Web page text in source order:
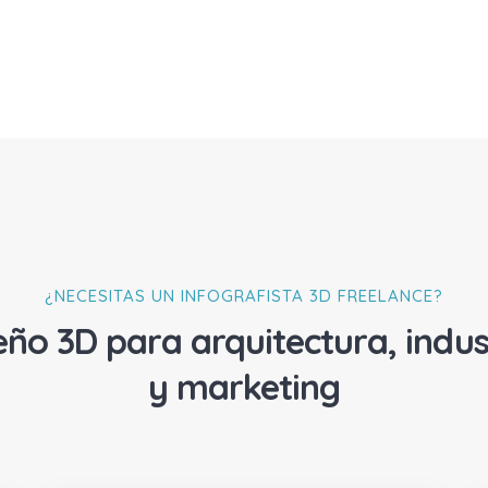
¿NECESITAS UN INFOGRAFISTA 3D FREELANCE?
3D para arquitectura,
y marketing